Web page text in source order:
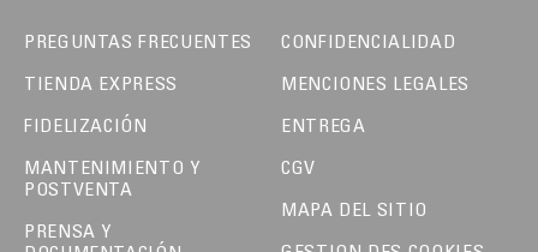
PREGUNTAS FRECUENTES
TIENDA EXPRESS
FIDELIZACIÓN
MANTENIMIENTO Y
POSTVENTA
PRENSA Y
CONFIDENCIALIDAD
MENCIONES LEGALES
ENTREGA
CGV
MAPA DEL SITIO